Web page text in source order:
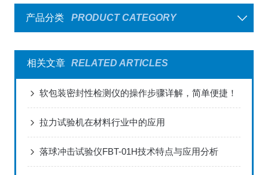
产品分类 PRODUCT CATEGORY
相关文章 RELATED ARTICLES
软包装密封性检测仪的操作步骤详解，简单便捷！
拉力试验机在材料行业中的应用
落球冲击试验仪FBT-01H技术特点与应用分析